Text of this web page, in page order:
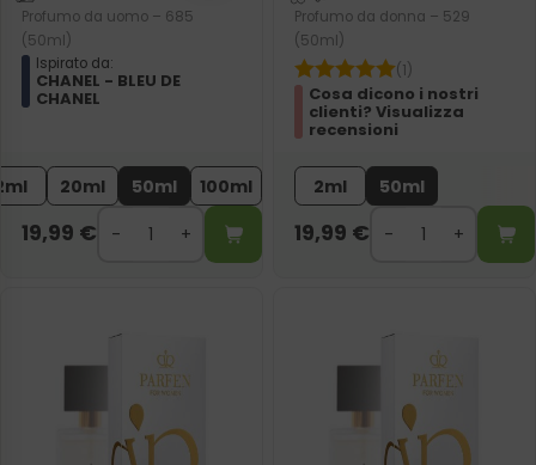
Profumo da uomo – 685
(50ml)
Ispirato da:
CHANEL - BLEU DE
CHANEL
20ml 50ml 100ml
19,99 €
Profumo da donna – 529
(50ml)
(1)
Cosa dicono i nostri
clienti? Visualizza
recensioni
2ml 50ml
19,99 €